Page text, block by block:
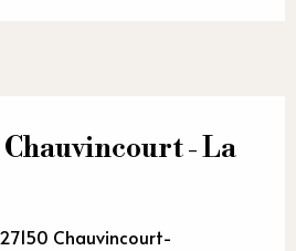
- La
Chauvincourt-